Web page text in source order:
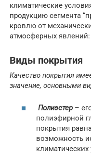
климатические
продукцию сегмента
кровлю от
атмосферных явлений:
Виды покрытия
Качество покрытия
значение, основными
Полиэстер –
полиэфирной
покрытия
возможность
климатических